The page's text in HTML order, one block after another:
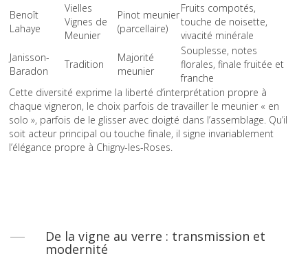
Benoît
Lahaye
Vielles
Vignes de
Meunier
Pinot meunier
(parcellaire)
Fruits compotés,
touche de noisette,
vivacité minérale
Janisson-
Baradon
Tradition
Majorité
meunier
Souplesse, notes
florales, finale fruitée et
franche
Cette diversité exprime la liberté d’interprétation propre à
chaque vigneron, le choix parfois de travailler le meunier « en
solo », parfois de le glisser avec doigté dans l’assemblage. Qu’il
soit acteur principal ou touche finale, il signe invariablement
l’élégance propre à Chigny-les-Roses.
De la vigne au verre : transmission et
modernité